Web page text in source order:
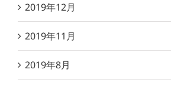
2019年12月
2019年11月
2019年8月